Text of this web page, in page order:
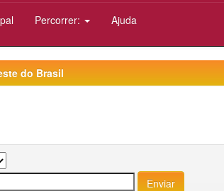
Percorrer: Ajuda
do Brasil